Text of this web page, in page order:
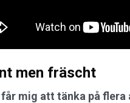
men fräscht
mig att tänka på flera